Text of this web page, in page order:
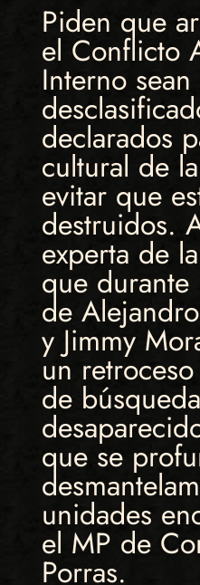
Piden que
el Conflicto
Interno sean
declarados
cultural de
evitar que
destruidos.
experta de
que
de
y Jimmy
un
de
que se
unidades
el MP de
Porras.